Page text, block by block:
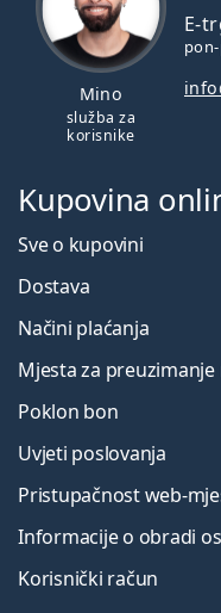
Mino
služba za
korisnike
E-
Kupovina
Sve o kupovini
Dostava
Načini plaćanja
Mjesta za
Poklon bon
Uvjeti poslovanja
Pristupačnost web-
Informacije o obradi
Korisnički račun